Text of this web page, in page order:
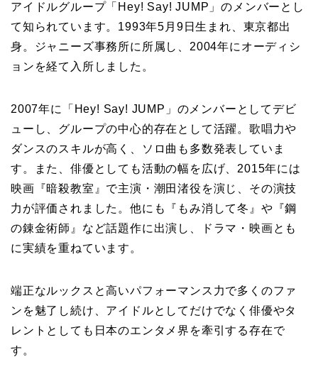
アイドルグループ「Hey! Say! JUMP」のメンバーとし
て知られています。1993年5月9日生まれ、東京都出
身。ジャニーズ事務所に所属し、2004年にオーディシ
ョンを経て入所しました。
2007年に「Hey! Say! JUMP」のメンバーとしてデビ
ューし、グループの中心的存在として活躍。歌唱力や
ダンスのスキルが高く、ソロ曲も多数発表していま
す。また、俳優としても活動の幅を広げ、2015年には
映画『暗殺教室』で主演・潮田渚役を演じ、その演技
力が評価されました。他にも『もみ消して冬』や『鋼
の錬金術師』など話題作に出演し、ドラマ・映画とも
に実績を重ねています。
端正なルックスと高いパフォーマンス力で多くのファ
ンを魅了し続け、アイドルとしてだけでなく俳優やタ
レントとしても日本のエンタメ界を牽引する存在で
す。